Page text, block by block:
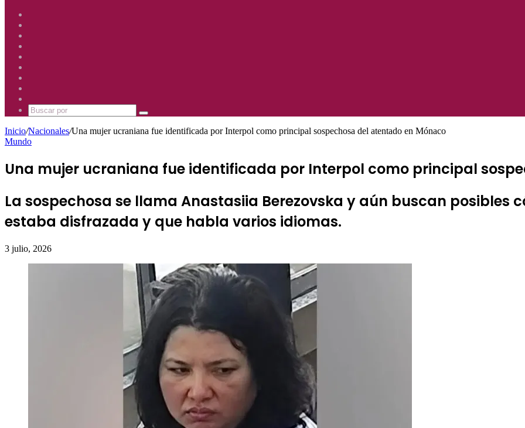
Mhz
885
Mhz
Uno
885
Mhz
Buscar
por
Inicio/Nacionales/Una mujer ucraniana fue identificada por Interpol como principal sospechosa del atentado en Mónaco
Mundo
Una mujer ucraniana fue identificada por Interpol como principal
La sospechosa se llama Anastasiia Berezovska y aún buscan posibles
estaba disfrazada y que habla varios idiomas.
3 julio, 2026